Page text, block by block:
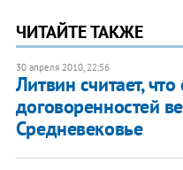
ЧИТАЙТЕ ТАКЖЕ
30 апреля 2010, 22:56
Литвин считает,
договоренностей
Средневековье